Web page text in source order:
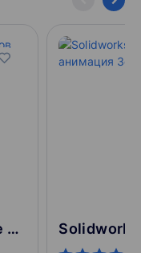
Draft Punk. 3D-моделирование объектов (Расширенный)